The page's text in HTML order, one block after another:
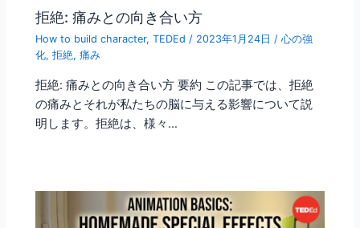
拒絶: 痛みとの向き合い方
How to build character,TEDEd / 2023年1月24日/心の強
化,拒絶,痛み
拒絶: 痛みとの向き合い方 要約 この記事では、拒絶
の痛みとそれが私たちの脳に与える影響について説
明します。拒絶は、様々…